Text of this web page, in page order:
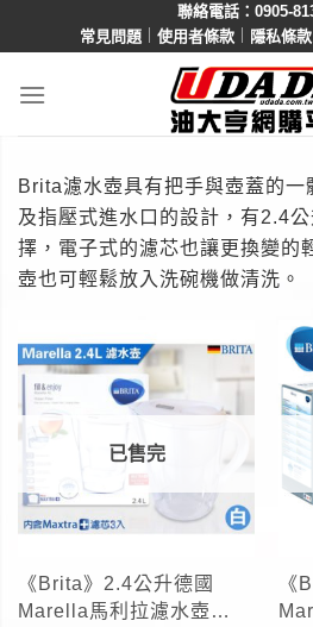
聯絡電話：0905-
常見問題｜ 使用者條款｜ 隱私條款
Brita濾水壺具有把手與壺蓋的一
及指壓式進水口的設計，有2.4
擇，電子式的濾芯也讓更換變的
壺也可輕鬆放入洗碗機做清洗。
已售完
《Brita》2.4公升德國
Marella馬利拉濾水壺
《